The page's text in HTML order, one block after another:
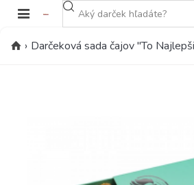
› Darčeková sada čajov "To